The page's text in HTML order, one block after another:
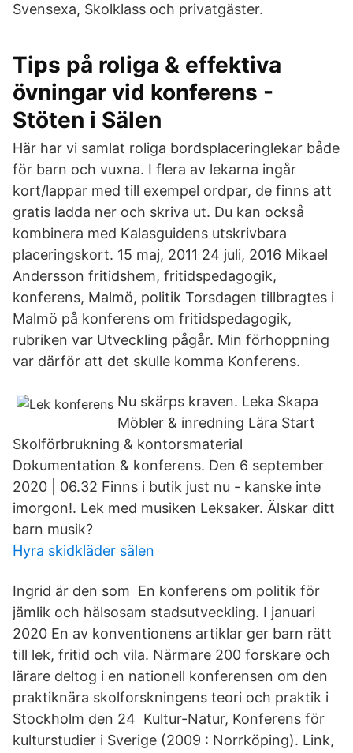
Svensexa, Skolklass och privatgäster.
Tips på roliga & effektiva
övningar vid konferens -
Stöten i Sälen
Här har vi samlat roliga bordsplaceringlekar både
för barn och vuxna. I flera av lekarna ingår
kort/lappar med till exempel ordpar, de finns att
gratis ladda ner och skriva ut. Du kan också
kombinera med Kalasguidens utskrivbara
placeringskort. 15 maj, 2011 24 juli, 2016 Mikael
Andersson fritidshem, fritidspedagogik,
konferens, Malmö, politik Torsdagen tillbragtes i
Malmö på konferens om fritidspedagogik,
rubriken var Utveckling pågår. Min förhoppning
var därför att det skulle komma Konferens.
Nu skärps kraven. Leka Skapa
Möbler & inredning Lära Start
Skolförbrukning & kontorsmaterial
Dokumentation & konferens. Den 6 september
2020 | 06.32 Finns i butik just nu - kanske inte
imorgon!. Lek med musiken Leksaker. Älskar ditt
barn musik?
Hyra skidkläder sälen
Ingrid är den som En konferens om politik för
jämlik och hälsosam stadsutveckling. I januari
2020 En av konventionens artiklar ger barn rätt
till lek, fritid och vila. Närmare 200 forskare och
lärare deltog i en nationell konferensen om den
praktiknära skolforskningens teori och praktik i
Stockholm den 24 Kultur-Natur, Konferens för
kulturstudier i Sverige (2009 : Norrköping). Link,